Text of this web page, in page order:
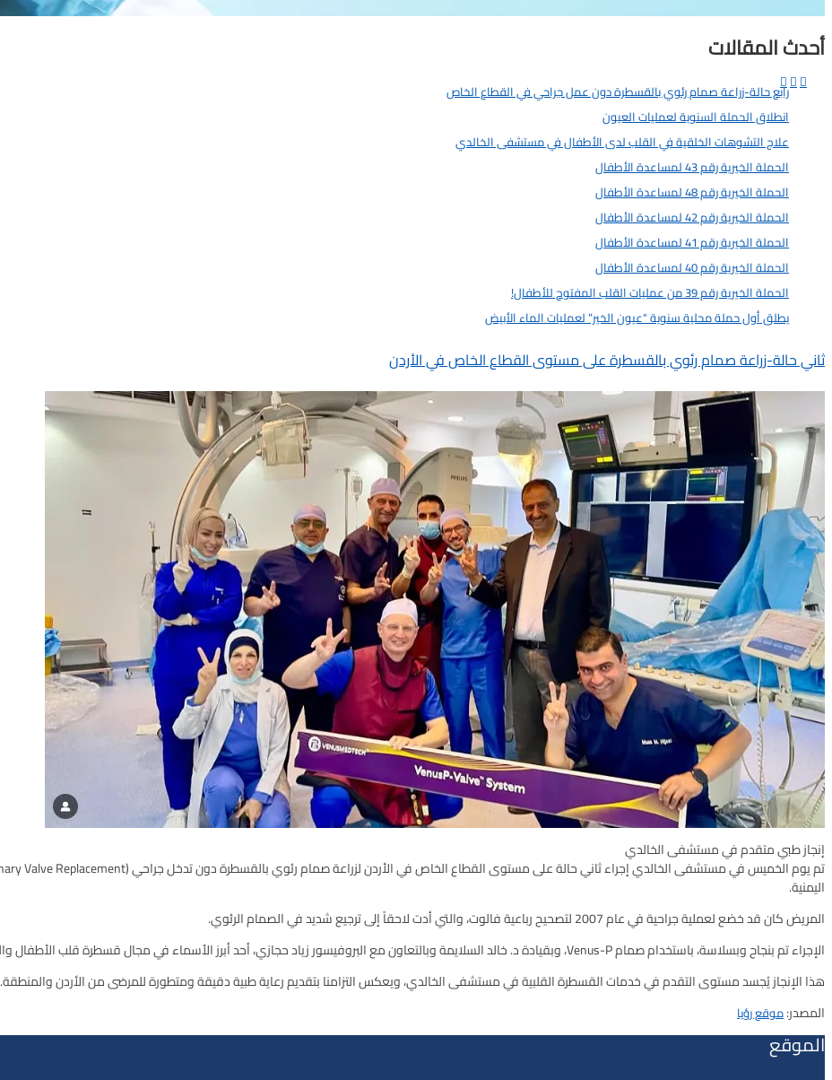
  
أحدث المقالات
رابع حالة-زراعة صمام رئوي بالقسطرة دون عمل جراحي في القطاع الخاص
انطلاق الحملة السنوية لعمليات العيون
علاج التشوهات الخلقية في القلب لدى الأطفال في مستشفى الخالدي
الحملة الخيرية رقم 43 لمساعدة الأطفال
الحملة الخيرية رقم 48 لمساعدة الأطفال
الحملة الخيرية رقم 42 لمساعدة الأطفال
الحملة الخيرية رقم 41 لمساعدة الأطفال
الحملة الخيرية رقم 40 لمساعدة الأطفال
الحملة الخيرية رقم 39 من عمليات القلب المفتوح للأطفال!
يطلق أول حملة محلية سنوية “عيون الخير” لعمليات الماء الأبيض
ثاني حالة-زراعة صمام رئوي بالقسطرة على مستوى القطاع الخاص في الأردن
إنجاز طبي متقدم في مستشفى الخالدي
اليمنية.
المريض كان قد خضع لعملية جراحية في عام 2007 لتصحيح رباعية فالوت، والتي أدت لاحقاً إلى ترجيع شديد في الصمام الرئوي.
الإجراء تم بنجاح وبسلاسة، باستخدام صمام Venus-P، وبقيادة د. خالد السلايمة وبالتعاون مع البروفيسور زياد حجازي، أحد أبرز الأسماء في مجال قسطرة قلب الأطفال والبالغين على مستوى العالم.
هذا الإنجاز يُجسد مستوى التقدم في خدمات القسطرة القلبية في مستشفى الخالدي، ويعكس التزامنا بتقديم رعاية طبية دقيقة ومتطورة للمرضى من الأردن والمنطقة.
المصدر:موقع رؤيا
الموقع